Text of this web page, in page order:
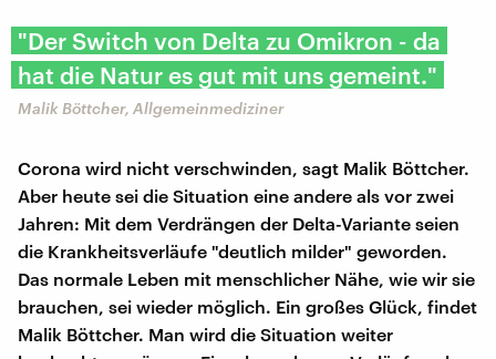
"Der Switch von Delta zu Omikron - da
hat die Natur es gut mit uns gemeint."
Malik Böttcher, Allgemeinmediziner
Corona wird nicht verschwinden, sagt Malik Böttcher.
Aber heute sei die Situation eine andere als vor zwei
Jahren: Mit dem Verdrängen der Delta-Variante seien
die Krankheitsverläufe "deutlich milder" geworden.
Das normale Leben mit menschlicher Nähe, wie wir sie
brauchen, sei wieder möglich. Ein großes Glück, findet
Malik Böttcher. Man wird die Situation weiter